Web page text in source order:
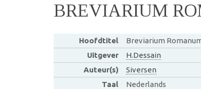
BREVIARIUM
Hoofdtitel
Breviarium
Uitgever
H.Dessain
Auteur(s)
Siversen
Taal
Nederlands